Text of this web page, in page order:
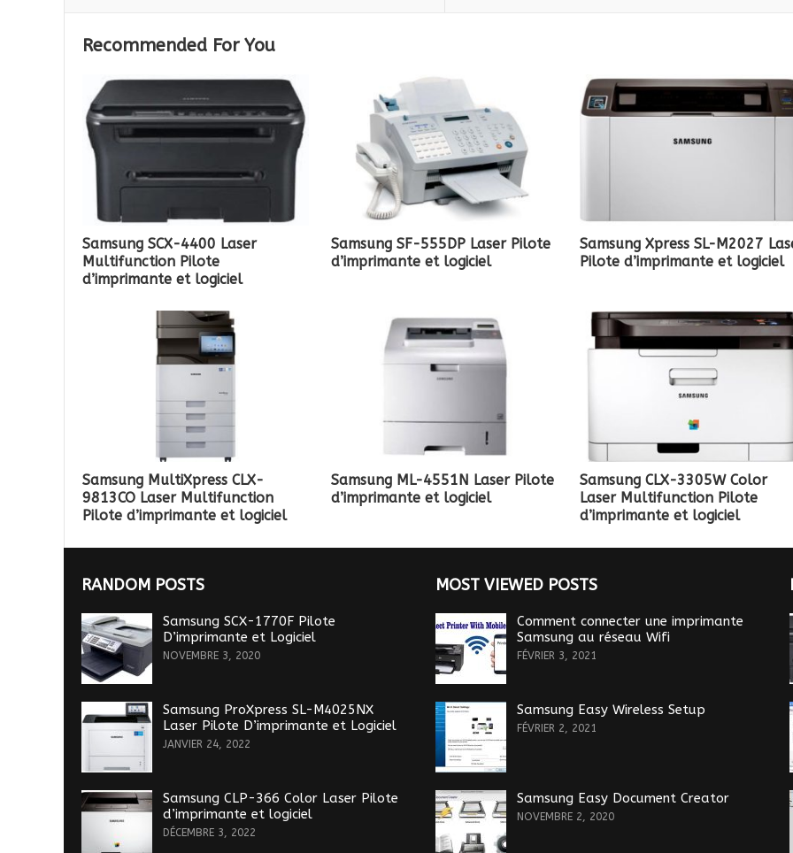
Recommended For You
Samsung SCX-4400 Laser
Multifunction Pilote
d’imprimante et logiciel
Samsung SF-555DP Laser Pilote
d’imprimante et logiciel
Samsung Xpress SL-M2027
Pilote d’imprimante et logiciel
Samsung MultiXpress CLX-
9813CO Laser Multifunction
Pilote d’imprimante et logiciel
Samsung ML-4551N Laser Pilote
d’imprimante et logiciel
Samsung CLX-3305W Color
Laser Multifunction Pilote
d’imprimante et logiciel
RANDOM POSTS
Samsung SCX-1770F Pilote
D’imprimante et Logiciel
NOVEMBRE 3, 2020
Samsung ProXpress SL-M4025NX
Laser Pilote D’imprimante et Logiciel
JANVIER 24, 2022
Samsung CLP-366 Color Laser Pilote
d’imprimante et logiciel
DÉCEMBRE 3, 2022
MOST VIEWED POSTS
Comment connecter une imprimante
Samsung au réseau Wifi
FÉVRIER 3, 2021
Samsung Easy Wireless Setup
FÉVRIER 2, 2021
Samsung Easy Document Creator
NOVEMBRE 2, 2020